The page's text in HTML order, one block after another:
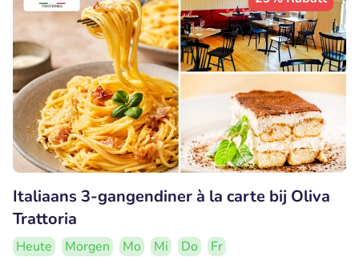
Italiaans 3-gangendiner à la carte bij Oliva
Trattoria
Heute Morgen Mo Mi Do
Fr